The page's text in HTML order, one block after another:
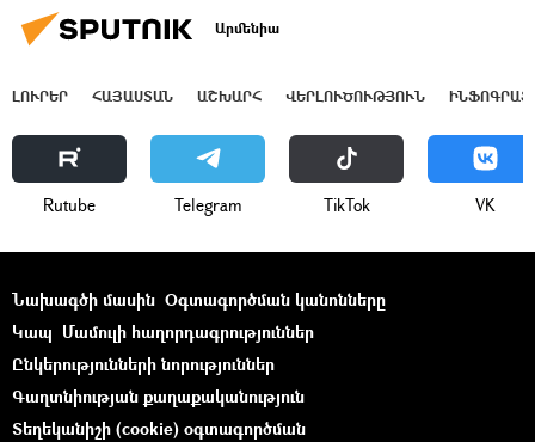
Արմենիա
ԼՈՒՐԵՐ ՀԱՅԱՍՏԱՆ ԱՇԽԱՐՀ ՎԵՐԼՈՒԾՈՒԹՅՈՒՆ
Rutube Telegram ТikТоk VK
Նախագծի մասին Օգտագործման կանոնները
Կապ Մամուլի հաղորդագրություններ
Ընկերությունների նորություններ
Գաղտնիության քաղաքականություն
Տեղեկանիշի (cookie) օգտագործման